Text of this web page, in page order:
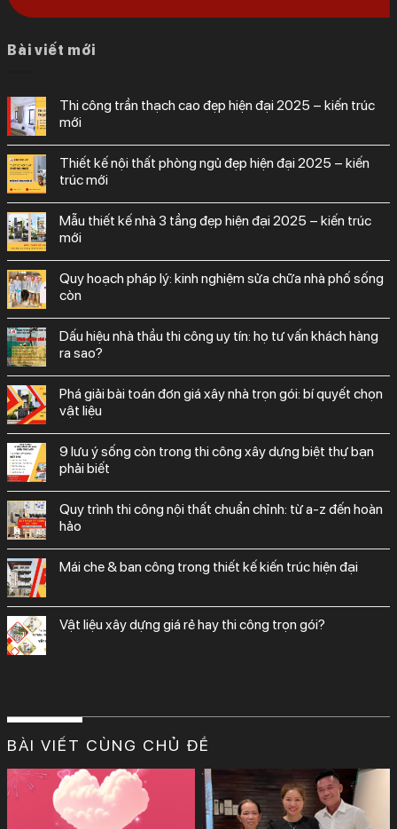
Bài viết mới
thi công trần thạch cao đẹp hiện đại 2025 – kiến trúc
mới
thiết kế nội thất phòng ngủ đẹp hiện đại 2025 – kiến
trúc mới
mẫu thiết kế nhà 3 tầng đẹp hiện đại 2025 – kiến trúc
mới
quy hoạch pháp lý: kinh nghiệm sửa chữa nhà phố sống
còn
dấu hiệu nhà thầu thi công uy tín: họ tư vấn khách hàng
ra sao?
phá giải bài toán đơn giá xây nhà trọn gói: bí quyết chọn
vật liệu
9 lưu ý sống còn trong thi công xây dựng biệt thự bạn
phải biết
quy trình thi công nội thất chuẩn chỉnh: từ a-z đến hoàn
hảo
mái che & ban công trong thiết kế kiến trúc hiện đại
vật liệu xây dựng giá rẻ hay thi công trọn gói?
BÀI VIẾT CÙNG CHỦ ĐỀ